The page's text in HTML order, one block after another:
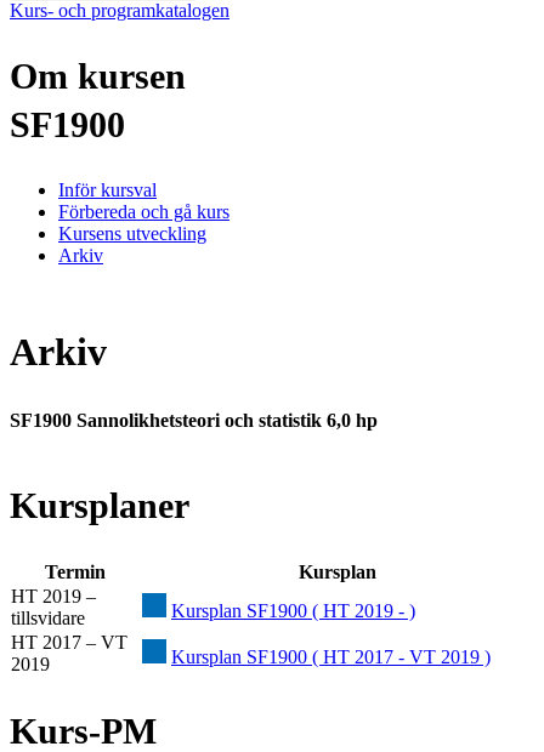
Kurs- och programkatalogen
Om kursen
SF1900
Inför kursval
Förbereda och gå kurs
Kursens utveckling
Arkiv
Arkiv
SF1900 Sannolikhetsteori och statistik 6,0 hp
Kursplaner
Termin
Kursplan
HT 2019 –
tillsvidare
Kursplan SF1900 ( HT 2019 - )
HT 2017 – VT
2019
Kursplan SF1900 ( HT 2017 - VT 2019 )
Kurs-PM